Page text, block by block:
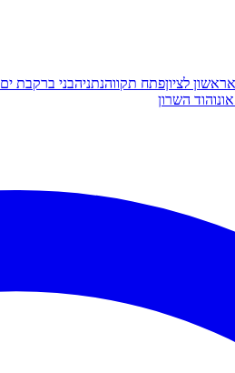
ראשון לציוןפתח תקווהנתניהבני ברקבת ים
הוד השרון